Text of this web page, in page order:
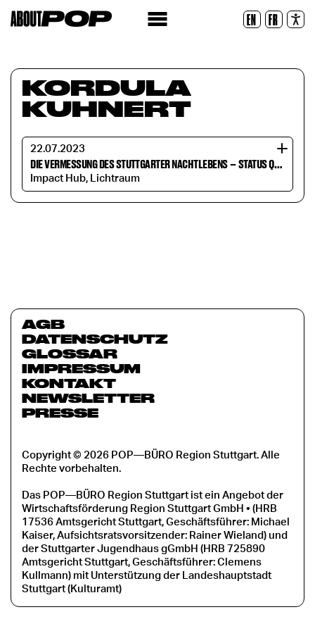
EN FR
Zurücksetzen
KORDULA
KUHNERT
22.07.2023
DIE VERMESSUNG DES STUTTGARTER NACHTLEBENS–STATUS QUO & DISKUSSION
Impact Hub, Lichtraum
AGB
DATENSCHUTZ
GLOSSAR
IMPRESSUM
KONTAKT
NEWSLETTER
PRESSE
Copyright © 2026 POP—BÜRO Region Stuttgart. Alle
Rechte vorbehalten.
Das POP—BÜRO Region Stuttgart ist ein Angebot der
Wirtschaftsförderung Region Stuttgart GmbH • (HRB
17536 Amtsgericht Stuttgart, Geschäftsführer: Michael
Kaiser, Aufsichtsratsvorsitzender: Rainer Wieland) und
der Stuttgarter Jugendhaus gGmbH (HRB 725890
Amtsgericht Stuttgart, Geschäftsführer: Clemens
Kullmann) mit Unterstützung der Landeshauptstadt
Stuttgart (Kulturamt)